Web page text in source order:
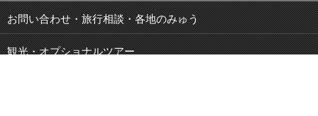
お問い合わせ・旅行相談・各地のみゅう
観光・オプショナルツアー